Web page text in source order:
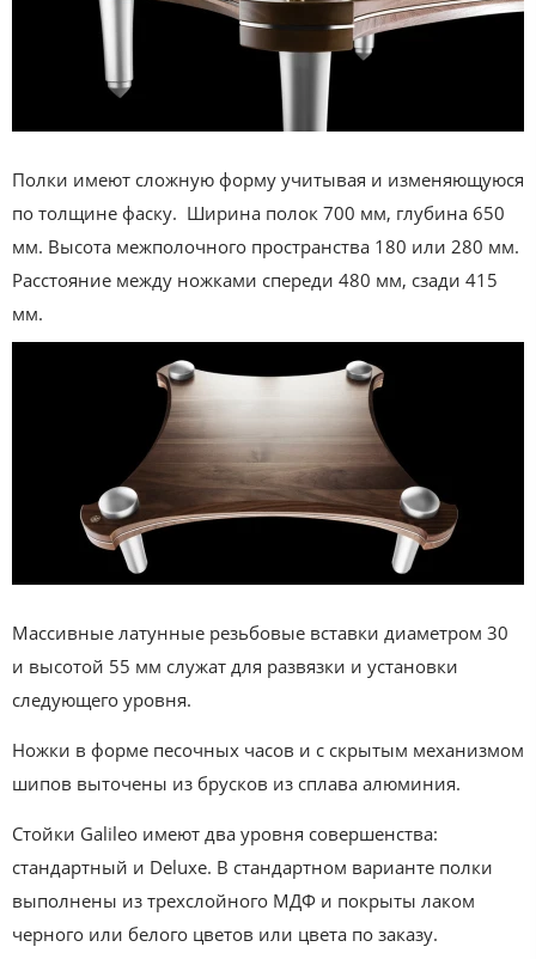
Полки имеют сложную форму учитывая и изменяющуюся
по толщине фаску. Ширина полок 700 мм, глубина 650
мм. Высота межполочного пространства 180 или 280 мм.
Расстояние между ножками спереди 480 мм, сзади 415
мм.
Массивные латунные резьбовые вставки диаметром 30
и высотой 55 мм служат для развязки и установки
следующего уровня.
Ножки в форме песочных часов и с скрытым механизмом
шипов выточены из брусков из сплава алюминия.
Стойки Galileo имеют два уровня совершенства:
стандартный и Deluxe. В стандартном варианте полки
выполнены из трехслойного МДФ и покрыты лаком
черного или белого цветов или цвета по заказу.